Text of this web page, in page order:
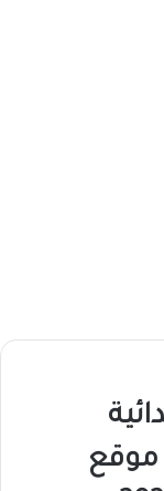
موقع